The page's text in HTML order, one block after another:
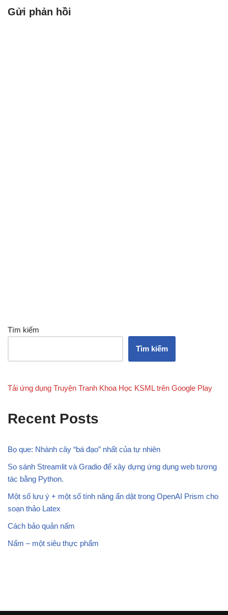
Gửi phản hồi
Tìm kiếm
Tìm kiếm
Tải ứng dụng Truyện Tranh Khoa Học KSML trên Google Play
Recent Posts
Bọ que: Nhành cây “bá đạo” nhất của tự nhiên
So sánh Streamlit và Gradio để xây dựng ứng dụng web tương
tác bằng Python.
Một số lưu ý + một số tính năng ẩn dật trong OpenAI Prism cho
soạn thảo Latex
Cách bảo quản nấm
Nấm – một siêu thực phẩm